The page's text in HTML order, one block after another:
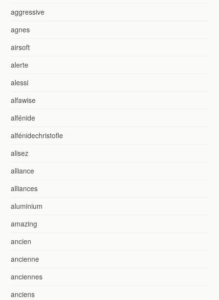
aggressive
agnes
airsoft
alerte
alessi
alfawise
alfénide
alfénidechristofle
alisez
alliance
alliances
aluminium
amazing
ancien
ancienne
anciennes
anciens